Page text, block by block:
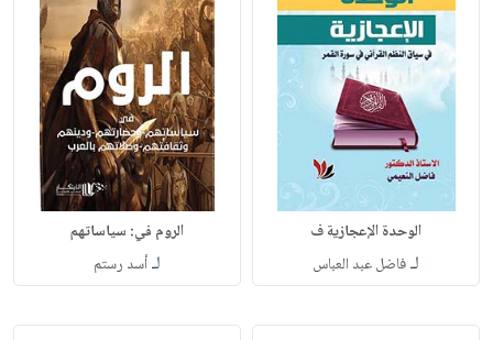
الوحدة الإعجازية ف
لـفاضل عبد العباس
الروم في: سياساتهم
لـأسد رستم